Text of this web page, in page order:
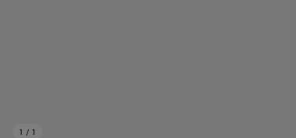
1 / 1